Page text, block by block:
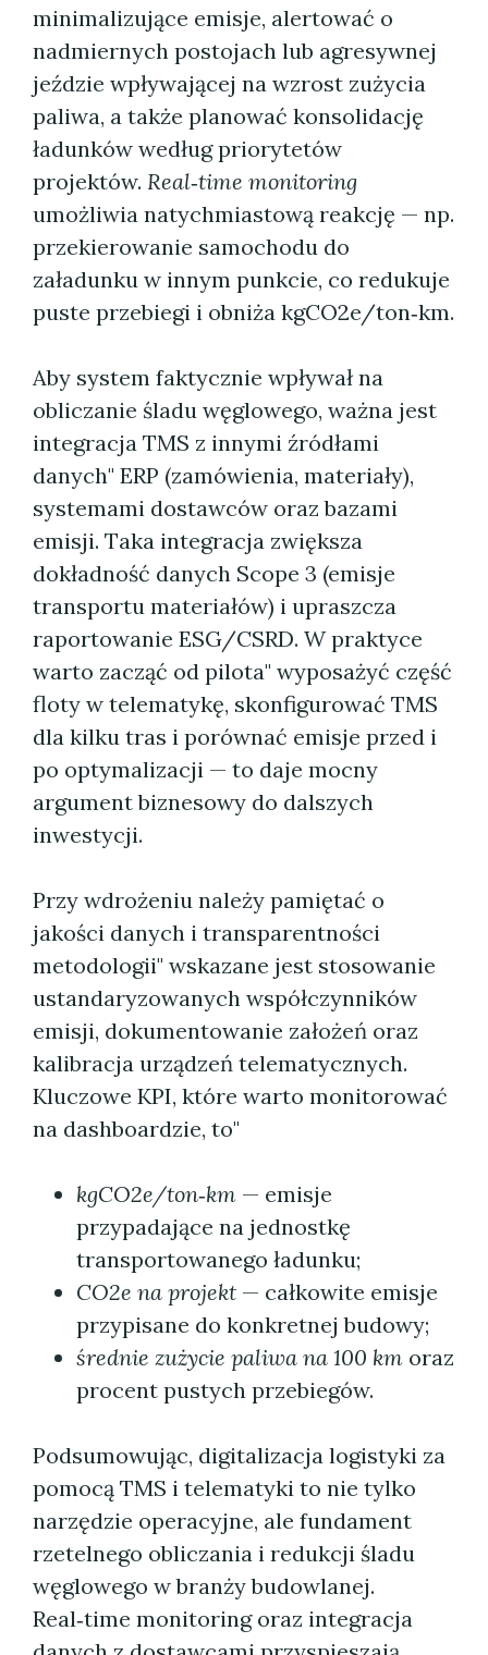
minimalizujące emisje, alertować o
nadmiernych postojach lub agresywnej
jeździe wpływającej na wzrost zużycia
paliwa, a także planować konsolidację
ładunków według priorytetów
projektów. Real‑time monitoring
umożliwia natychmiastową reakcję — np.
przekierowanie samochodu do
załadunku w innym punkcie, co redukuje
puste przebiegi i obniża kgCO2e/ton‑km.
Aby system faktycznie wpływał na
obliczanie śladu węglowego, ważna jest
integracja TMS z innymi źródłami
danych" ERP (zamówienia, materiały),
systemami dostawców oraz bazami
emisji. Taka integracja zwiększa
dokładność danych Scope 3 (emisje
transportu materiałów) i upraszcza
raportowanie ESG/CSRD. W praktyce
warto zacząć od pilota" wyposażyć część
floty w telematykę, skonfigurować TMS
dla kilku tras i porównać emisje przed i
po optymalizacji — to daje mocny
argument biznesowy do dalszych
inwestycji.
Przy wdrożeniu należy pamiętać o
jakości danych i transparentności
metodologii" wskazane jest stosowanie
ustandaryzowanych współczynników
emisji, dokumentowanie założeń oraz
kalibracja urządzeń telematycznych.
Kluczowe KPI, które warto monitorować
na dashboardzie, to"
kgCO2e/ton‑km — emisje
przypadające na jednostkę
transportowanego ładunku;
CO2e na projekt — całkowite emisje
przypisane do konkretnej budowy;
średnie zużycie paliwa na 100 km oraz
procent pustych przebiegów.
Podsumowując, digitalizacja logistyki za
pomocą TMS i telematyki to nie tylko
narzędzie operacyjne, ale fundament
rzetelnego obliczania i redukcji śladu
węglowego w branży budowlanej.
Real‑time monitoring oraz integracja